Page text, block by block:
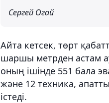
Сергей Огай
Айта кетсек, төрт
шаршы метрден астам
оның ішінде 551 бала
және 12 техника,
істеді.